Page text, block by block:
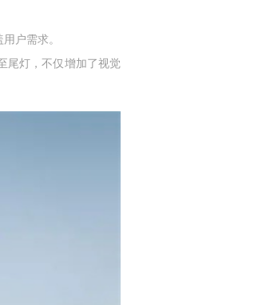
户需求。
尾灯，不仅增加了视觉